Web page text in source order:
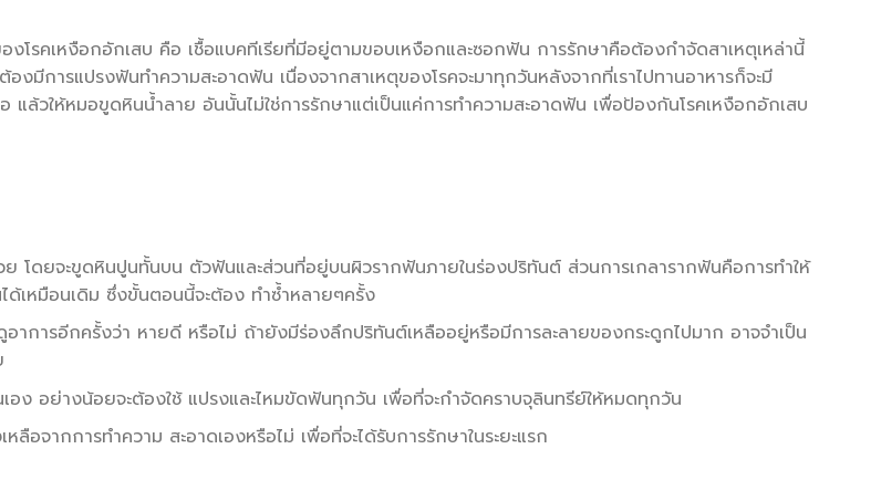
งโรคเหงือกอักเสบ คือ เชื้อแบคทีเรียที่มีอยู่ตามขอบเหงือกและซอกฟัน การรักษาคือต้องกําจัดสาเหตุเหล่านี้
งมีการแปรงฟันทําความสะอาดฟัน เนื่องจากสาเหตุของโรคจะมาทุกวันหลังจากที่เราไปทานอาหารก็จะมี
แล้วให้หมอขูดหินนํ้าลาย อันนั้นไม่ใช่การรักษาแต่เป็นแค่การทําความสะอาดฟัน เพื่อป้องกันโรคเหงือกอักเสบ
โดยจะขูดหินปูนทั้นบน ตัวฟันและส่วนที่อยู่บนผิวรากฟันภายในร่องปริทันต์ ส่วนการเกลารากฟันคือการทำให้
เหมือนเดิม ซึ่งขั้นตอนนี้จะต้อง ทำซ้ำหลายๆครั้ง
การอีกครั้งว่า หายดี หรือไม่ ถ้ายังมีร่องลึกปริทันต์เหลืออยู่หรือมีการละลายของกระดูกไปมาก อาจจำเป็น
ง อย่างน้อยจะต้องใช้ แปรงและไหมขัดฟันทุกวัน เพื่อที่จะกำจัดคราบจุลินทรีย์ให้หมดทุกวัน
จากการทำความ สะอาดเองหรือไม่ เพื่อที่จะได้รับการรักษาในระยะแรก